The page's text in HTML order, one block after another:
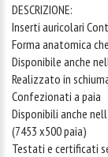
DESCRIZIONE:
Inserti auricolari
Forma anatomica
Disponibile anche
Realizzato in
Confezionati a paia
Disponibili anche
(7453 x500 paia)
Testati e certificati